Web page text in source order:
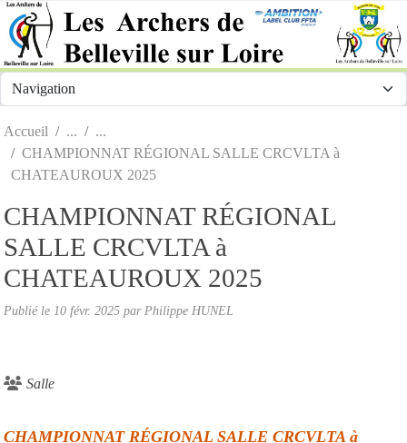
Accueil
CHAMPIONNAT RÉGIONAL SALLE CRCVLTA à
CHATEAUROUX 2025
CHAMPIONNAT RÉGIONAL
SALLE CRCVLTA à
CHATEAUROUX 2025
Publié le 10 févr. 2025 par Philippe HUNEL
Salle
CHAMPIONNAT RÉGIONAL SALLE CRCVLTA à
Panneau de gestion des cookies